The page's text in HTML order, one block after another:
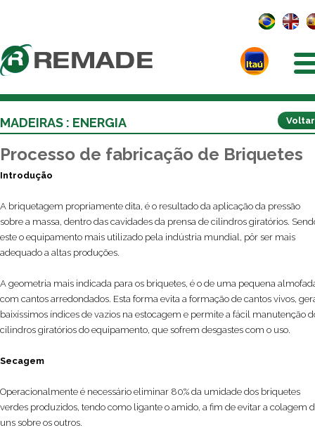
Voltar
MADEIRAS : ENERGIA
Processo de fabricação de Briquetes
Introdução
A briquetagem propriamente dita, é o resultado da aplicação da pressão
sobre a massa, dentro das cavidades da prensa de cilindros giratórios.
este o equipamento mais utilizado pela indústria mundial, pôr ser mais
adequado a altas produções.
A geometria mais indicada para os briquetes, é o de uma pequena
com cantos arredondados. Esta forma evita a formação de cantos vivos,
baixíssimos índices de vazios na estocagem e permite a fácil manutenção
cilindros giratórios do equipamento, que sofrem desgastes com o uso.
Secagem
Operacionalmente é necessário eliminar 80% da umidade dos briquetes
verdes produzidos, tendo como ligante o amido, a fim de evitar a colagem
uns sobre os outros.